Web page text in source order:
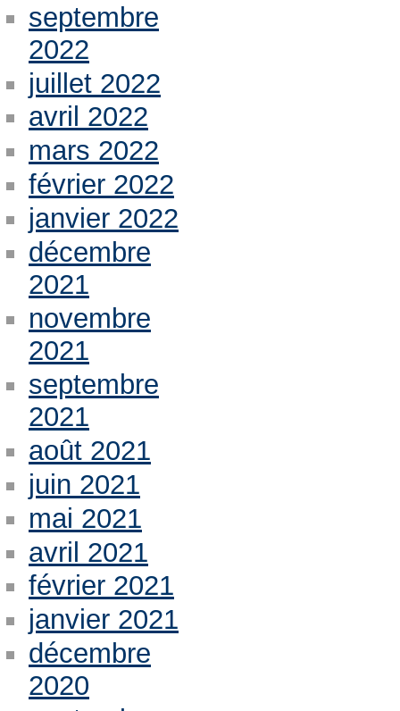
septembre
2022
juillet 2022
avril 2022
mars 2022
février 2022
janvier 2022
décembre
2021
novembre
2021
septembre
2021
août 2021
juin 2021
mai 2021
avril 2021
février 2021
janvier 2021
décembre
2020